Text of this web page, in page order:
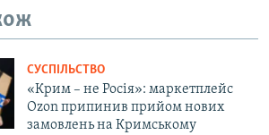
СУСПІЛЬСТВО
«Крим – не Росія»: маркетплейс
Ozon припинив прийом нових
замовлень на Кримському